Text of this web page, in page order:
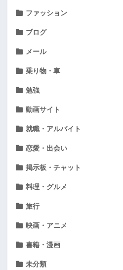
ファッション
ブログ
メール
乗り物・車
勉強
動画サイト
就職・アルバイト
恋愛・出会い
掲示板・チャット
料理・グルメ
旅行
映画・アニメ
書籍・漫画
未分類